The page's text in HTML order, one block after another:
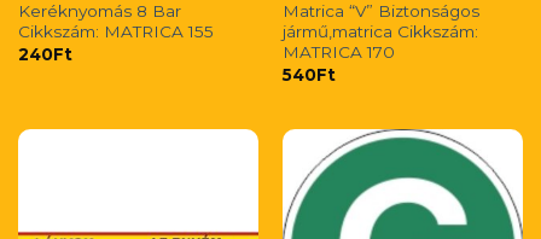
Keréknyomás 8 Bar
Cikkszám: MATRICA 155
240Ft
Matrica “V” Biztonságos
jármű,matrica Cikkszám:
MATRICA 170
540Ft